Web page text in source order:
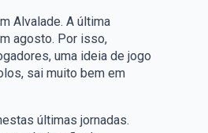
Alvalade. A última
agosto. Por isso,
uma ideia de jogo
sai muito bem em
últimas jornadas.